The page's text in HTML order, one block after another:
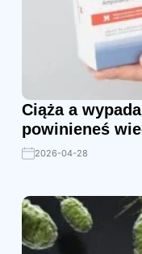
Ciąża a
powinieneś
2026-04-28